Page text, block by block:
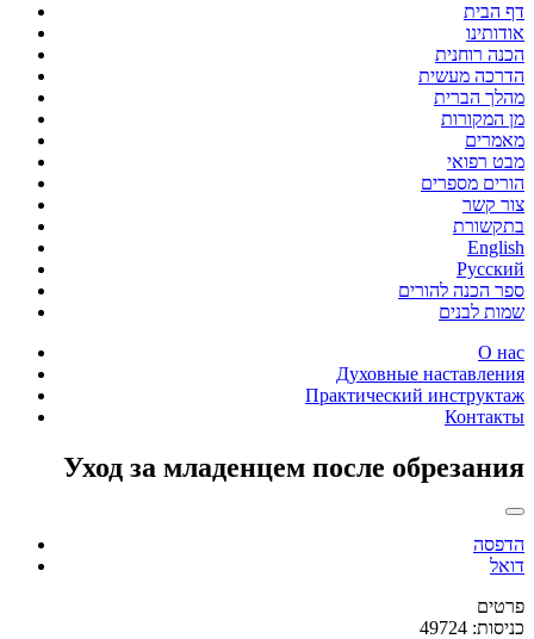
דף הבית
אודותינו
הכנה רוחנית
הדרכה מעשית
מהלך הברית
מן המקורות
מאמרים
מבט רפואי
הורים מספרים
צור קשר
בתקשורת
English
Русский
ספר הכנה להורים
שמות לבנים
О нас
Духовные наставления
Практический инструктаж
Контакты
Уход за младенцем после обрезания
הדפסה
דואל
פרטים
כניסות: 49724